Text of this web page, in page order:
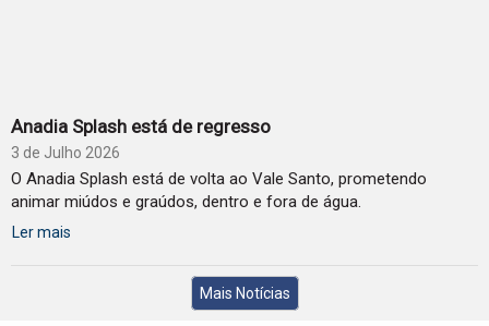
Anadia Splash está de regresso
3 de Julho 2026
O Anadia Splash está de volta ao Vale Santo, prometendo
animar miúdos e graúdos, dentro e fora de água.
Ler mais
Mais Notícias